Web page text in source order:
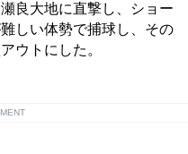
良大地に直撃し、ショー
しい体勢で捕球し、その
ウトにした。